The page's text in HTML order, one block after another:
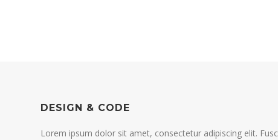
DESIGN & CODE
Lorem ipsum dolor sit amet, consectetur adipiscing elit.